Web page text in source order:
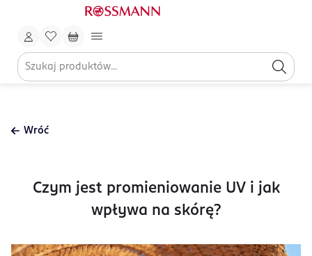
Wróć
Czym jest promieniowanie UV i jak
wpływa na skórę?